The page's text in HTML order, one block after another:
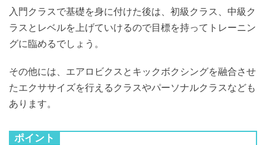
入門クラスで基礎を身に付けた後は、初級クラス、中級ク
ラスとレベルを上げていけるので目標を持ってトレーニン
グに臨めるでしょう。
その他には、エアロビクスとキックボクシングを融合させ
たエクササイズを行えるクラスやパーソナルクラスなども
あります。
ポイント